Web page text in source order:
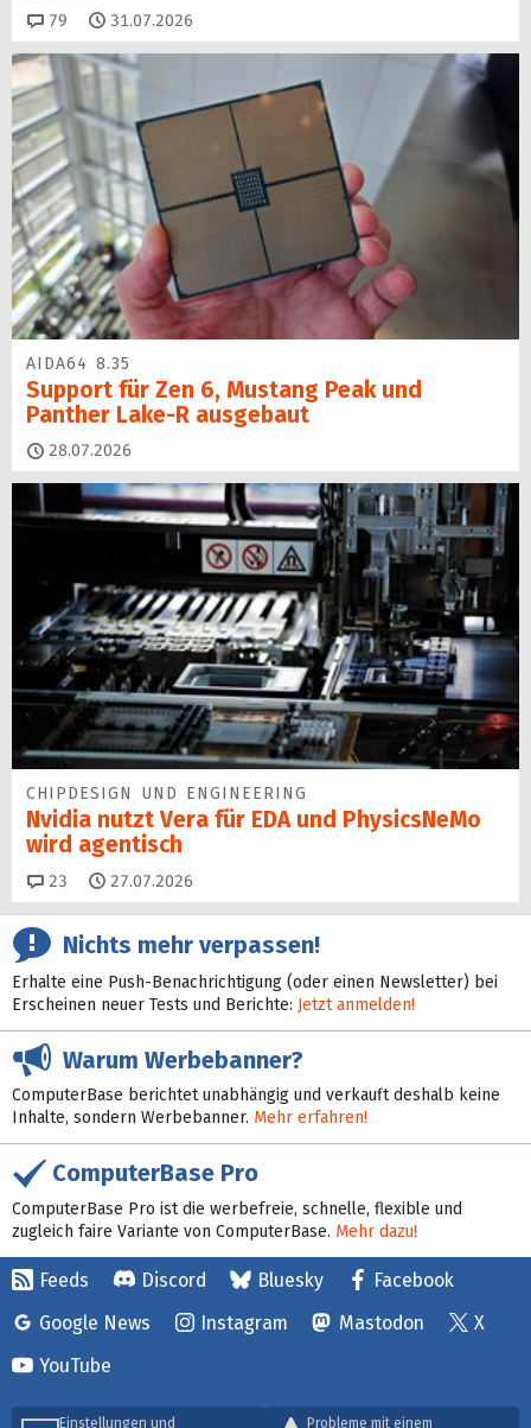
79 Kommentare
31.07.2026
AIDA64 8.35
Support für Zen 6, Mustang Peak und
Panther Lake-R ausgebaut
28.07.2026
CHIPDESIGN UND ENGINEERING
Nvidia nutzt Vera für EDA und PhysicsNeMo
wird agentisch
23 Kommentare
27.07.2026
Nichts mehr verpassen!
Erhalte eine Push-Benachrichtigung (oder einen Newsletter) bei
Erscheinen neuer Tests und Berichte: Jetzt anmelden!
Warum Werbebanner?
ComputerBase berichtet unabhängig und verkauft deshalb keine
Inhalte, sondern Werbebanner. Mehr erfahren!
ComputerBase Pro
ComputerBase Pro ist die werbefreie, schnelle, flexible und
zugleich faire Variante von ComputerBase. Mehr dazu!
Feeds Discord Bluesky
Facebook
Google News
Instagram Mastodon
X
YouTube
Einstellungen und Probleme mit einem